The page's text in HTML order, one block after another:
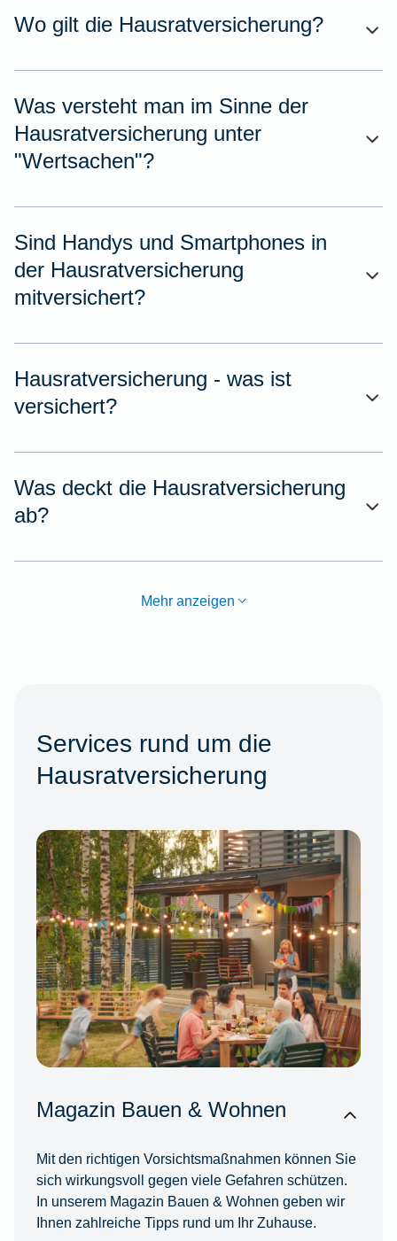
Wo gilt die Hausratversicherung?
Was versteht man im Sinne der
Hausratversicherung unter
"Wertsachen"?
Sind Handys und Smartphones in
der Hausratversicherung
mitversichert?
Hausratversicherung - was ist
versichert?
Was deckt die Hausratversicherung
ab?
Mehr anzeigen
Services rund um die
Hausratversicherung
Magazin Bauen & Wohnen
Mit den richtigen Vorsichtsmaßnahmen können Sie
sich wirkungsvoll gegen viele Gefahren schützen.
In unserem Magazin Bauen & Wohnen geben wir
Ihnen zahlreiche Tipps rund um Ihr Zuhause.